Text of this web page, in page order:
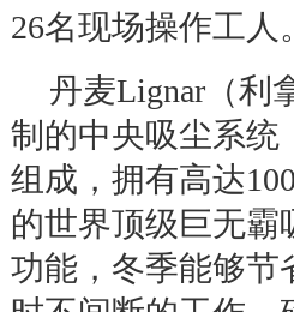
26名现场操作工人。
丹麦Lignar （
制的中央吸尘系统
组成，拥有高达100
的世界顶级巨无
功能，冬季能够节